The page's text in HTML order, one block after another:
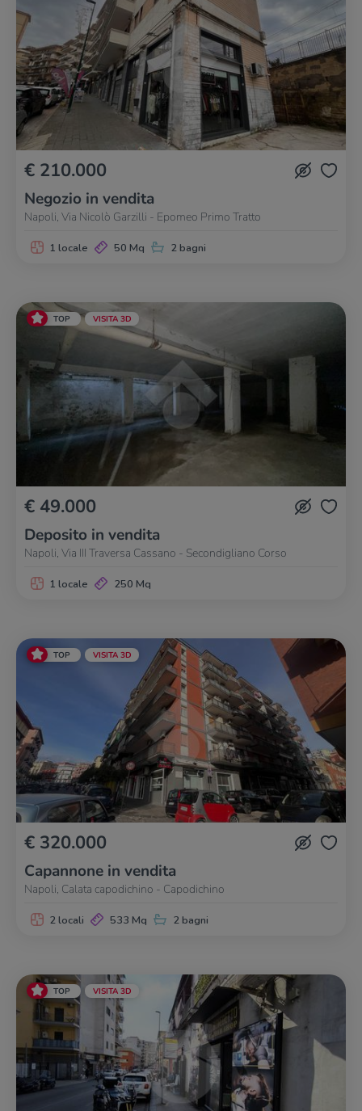
€ 210.000
Negozio in vendita
Napoli, Via Nicolò Garzilli - Epomeo Primo Tratto
1 locale 50 Mq 2 bagni
TOP VISITA 3D
€ 49.000
Deposito in vendita
Napoli, Via III Traversa Cassano - Secondigliano Corso
1 locale 250 Mq
TOP VISITA 3D
€ 320.000
Capannone in vendita
Napoli, Calata capodichino - Capodichino
2 locali 533 Mq 2 bagni
TOP VISITA 3D